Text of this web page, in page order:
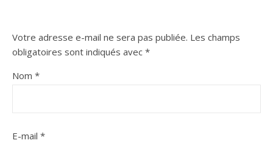
Votre adresse e-mail ne sera pas publiée. Les champs
obligatoires sont indiqués avec *
Nom *
E-mail *